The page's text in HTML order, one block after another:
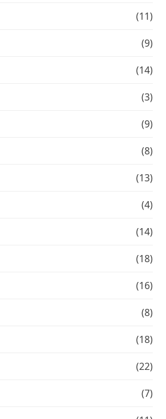
(11)
(9)
(14)
(3)
(9)
(8)
(13)
(4)
(14)
(18)
(16)
(8)
(18)
(22)
(7)